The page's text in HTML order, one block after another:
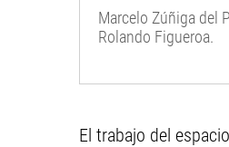
Marcelo Zúñiga del
Rolando Figueroa.
El trabajo del